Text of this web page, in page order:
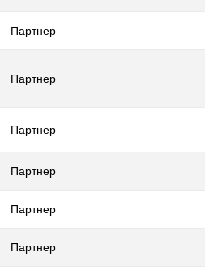
Партнер
Партнер
Партнер
Партнер
Партнер
Партнер